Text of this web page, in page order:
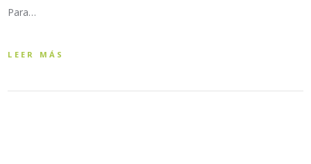
Para…
LEER MÁS